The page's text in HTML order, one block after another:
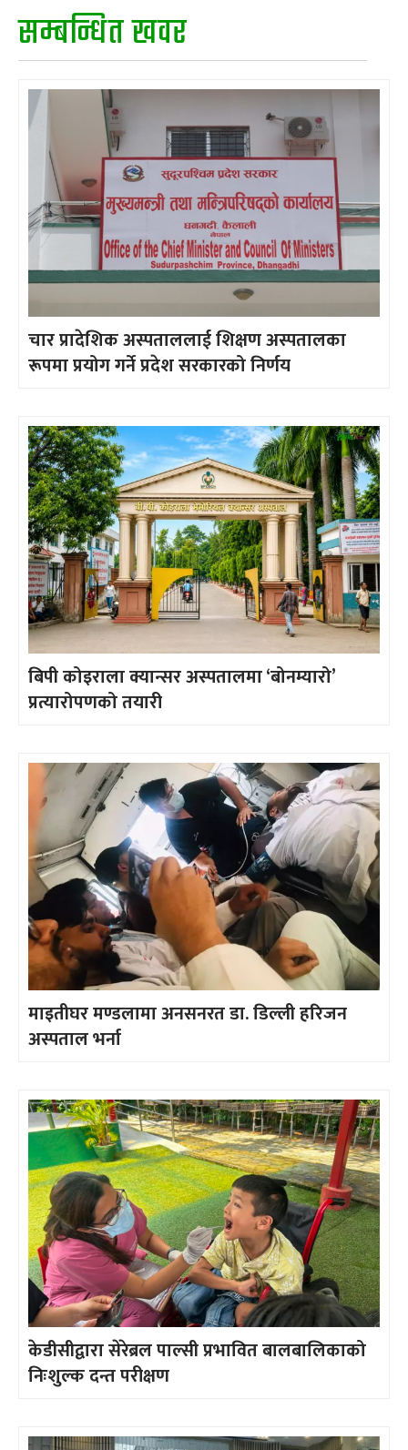
सम्बन्धित खवर
चार प्रादेशिक अस्पताललाई शिक्षण अस्पतालका
रूपमा प्रयोग गर्ने प्रदेश सरकारको निर्णय
बिपी कोइराला क्यान्सर अस्पतालमा ‘बोनम्यारो’
प्रत्यारोपणको तयारी
माइतीघर मण्डलामा अनसनरत डा. डिल्ली हरिजन
अस्पताल भर्ना
केडीसीद्वारा सेरेब्रल पाल्सी प्रभावित बालबालिकाको
निःशुल्क दन्त परीक्षण